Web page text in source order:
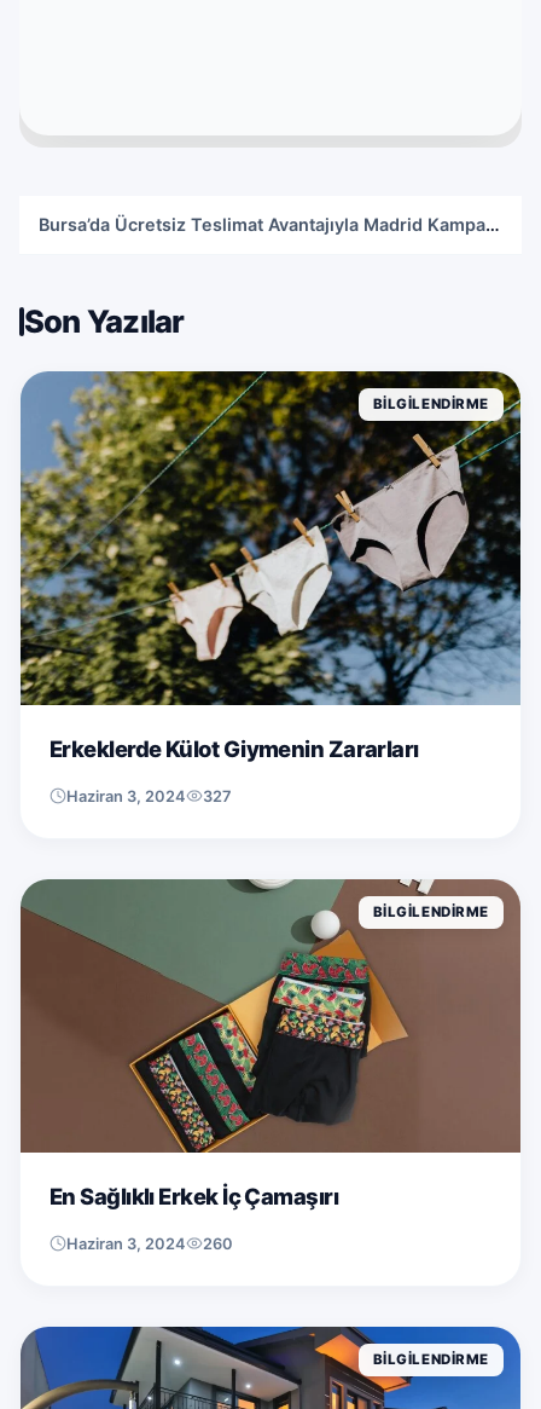
Bursa’da Ücretsiz Teslimat Avantajıyla Madrid Kampanyasını Kaçırmayın!
Son Yazılar
BILGILENDIRME
Erkeklerde Külot Giymenin Zararları
Haziran 3, 2024 327
BILGILENDIRME
En Sağlıklı Erkek İç Çamaşırı
Haziran 3, 2024 260
BILGILENDIRME